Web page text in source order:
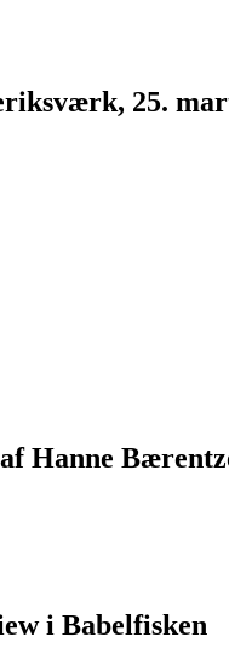
25.
Hanne
i Babelfisken